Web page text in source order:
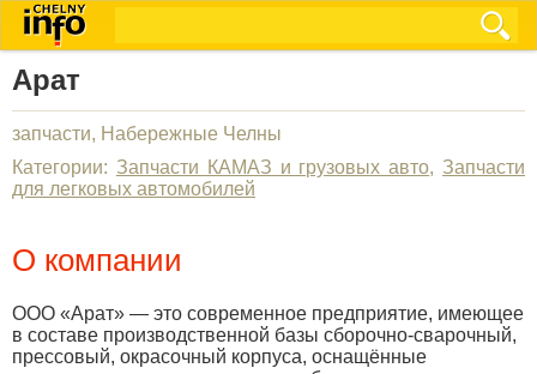
Арат
запчасти, Набережные Челны
Категории: Запчасти КАМАЗ и грузовых авто, Запчасти
для легковых автомобилей
О компании
ООО «Арат» — это современное предприятие, имеющее
в составе производственной базы сборочно-сварочный,
прессовый, окрасочный корпуса, оснащённые